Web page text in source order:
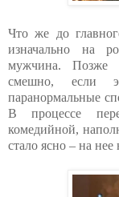
Что же до
изначально на
мужчина. Позже
смешно, если
паранормальные
В процессе
комедийной,
стало ясно – на